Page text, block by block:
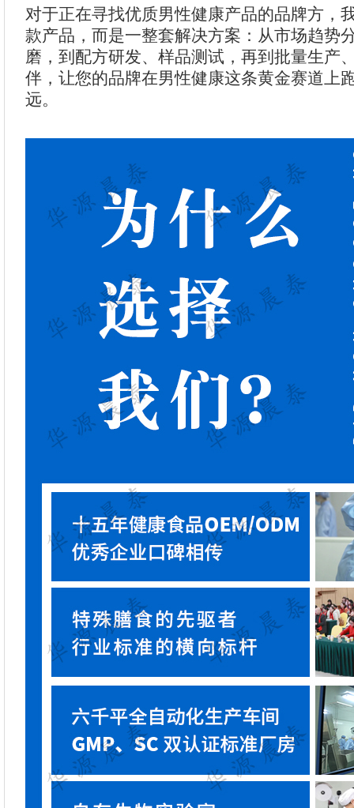
对于正在寻找优质男性健康产品的品牌方，
款产品，而是一整套解决方案：从市场趋势
磨，到配方研发、样品测试，再到批量生产
伴，让您的品牌在男性健康这条黄金赛道上
远。